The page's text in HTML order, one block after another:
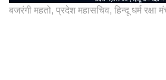
बजरंगी महतो, प्रदेश महासचिव, हिन्दू धर्म रक्षा